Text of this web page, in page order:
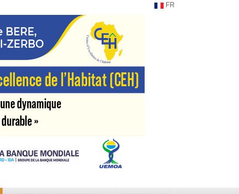
FR